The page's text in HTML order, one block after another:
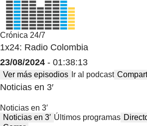
Crónica 24/7
1x24: Radio Colombia
23/08/2024 - 01:38:13
Ver más episodios Ir al podcast
Noticias en 3′
Noticias en 3′
Noticias en 3′ Últimos programas